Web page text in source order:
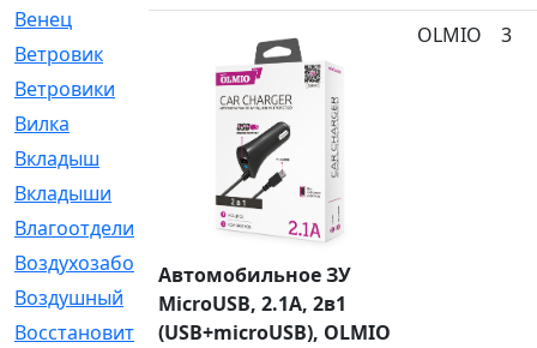
Венец
[16]
Ветровик
Ветровики
[2]
Вилка
[15]
Вкладыш
[41]
Вкладыши
[1131]
Влагоотделитель
[2]
Воздухозаборник
[2]
Воздушный
[1]
Восстановительный
[1]
Автомобильное ЗУ
MicroUSB, 2.1A, 2в1
(USB+microUSB), OLMIO
OLMIO 3